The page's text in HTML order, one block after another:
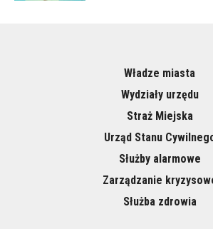
Władze miasta
Wydziały urzędu
Straż Miejska
Urząd Stanu
Służby alarmowe
Zarządzanie
Służba zdrowia